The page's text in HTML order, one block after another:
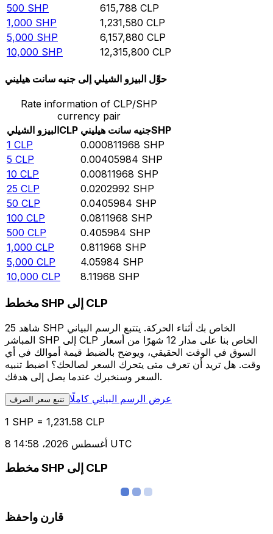
500 SHP 615,788 CLP
1,000 SHP 1,231,580 CLP
5,000 SHP 6,157,880 CLP
10,000 SHP 12,315,800 CLP
حوِّل البيزو الشيلي إلى جنيه سانت هيليني
Rate information of CLP/SHP
currency pair
البيزو الشيليCLP جنيه سانت هيلينيSHP
1 CLP 0.000811968 SHP
5 CLP 0.00405984 SHP
10 CLP 0.00811968 SHP
25 CLP 0.0202992 SHP
50 CLP 0.0405984 SHP
100 CLP 0.0811968 SHP
500 CLP 0.405984 SHP
1,000 CLP 0.811968 SHP
5,000 CLP 4.05984 SHP
10,000 CLP 8.11968 SHP
مخطط SHP إلى CLP
شاهد 25 SHP الخاص بك أثناء الحركة. يتتبع الرسم البياني
المباشر SHP إلى CLP الخاص بنا على مدار 12 شهرًا من أسعار
السوق في الوقت الحقيقي، ويوضح بالضبط قيمة أموالك في أي
وقت. هل تريد أن تعرف متى يتحرك السعر لصالحك؟ اضبط تنبيه
السعر وسنخبرك عندما يصل إلى هدفك.
تتبع سعر الصرف عرض الرسم البياني كاملًا
1 SHP = 1,231.58 CLP
8 أغسطس 2026، 14:58 UTC
مخطط SHP إلى CLP
قارن واحفظ